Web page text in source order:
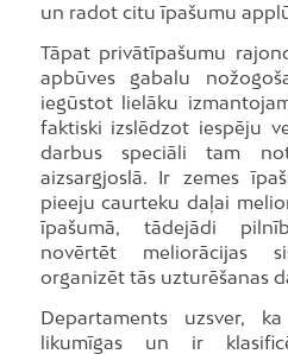
un radot citu īpašumu
Tāpat privātīpašumu
apbūves gabalu
iegūstot lielāku
faktiski izslēdzot iespēju
darbus speciāli tam
aizsargjoslā. Ir zemes
pieeju caurteku daļai
īpašumā, tādejādi
novērtēt meliorācijas
organizēt tās uzturēšanas
Departaments uzsver,
likumīgas un ir